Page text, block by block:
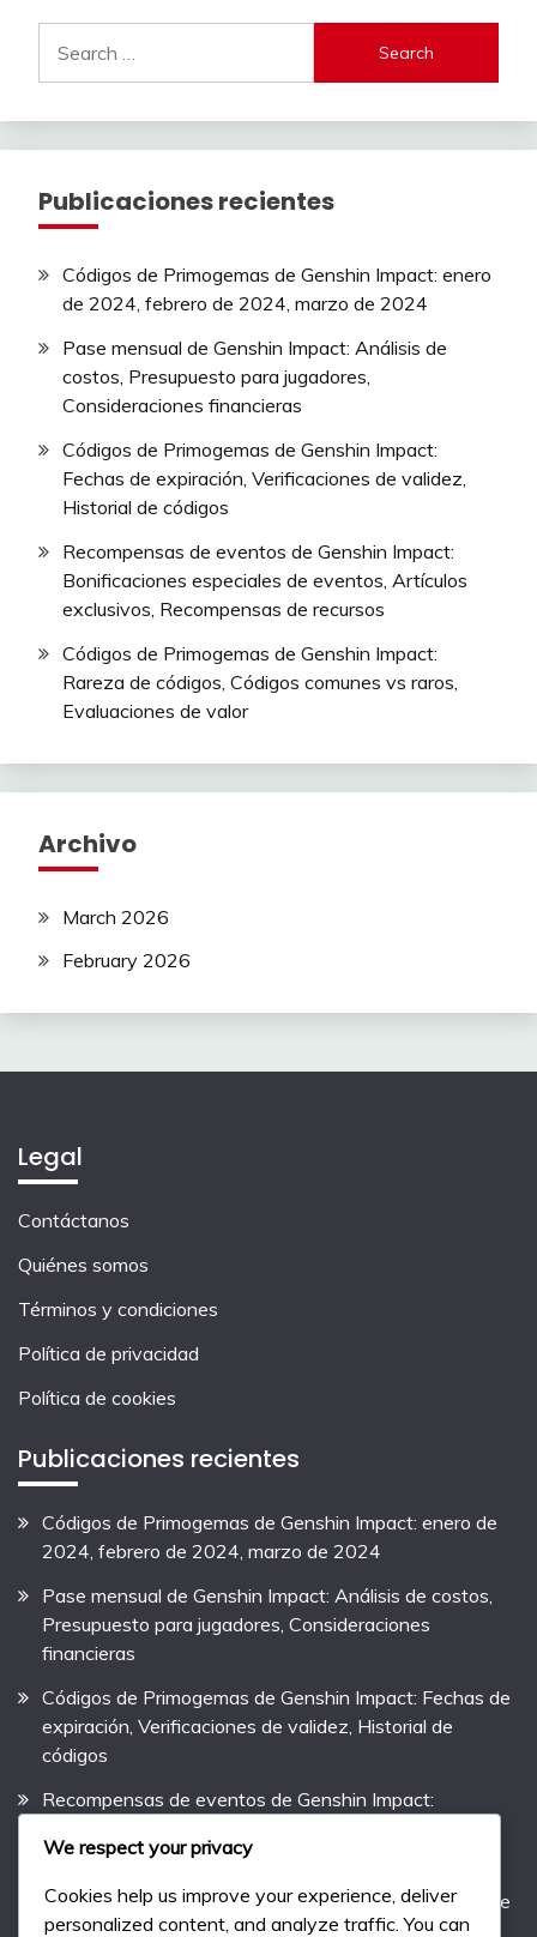
for:
Publicaciones recientes
Códigos de Primogemas de Genshin Impact: enero
de 2024, febrero de 2024, marzo de 2024
Pase mensual de Genshin Impact: Análisis de
costos, Presupuesto para jugadores,
Consideraciones financieras
Códigos de Primogemas de Genshin Impact:
Fechas de expiración, Verificaciones de validez,
Historial de códigos
Recompensas de eventos de Genshin Impact:
Bonificaciones especiales de eventos, Artículos
exclusivos, Recompensas de recursos
Códigos de Primogemas de Genshin Impact:
Rareza de códigos, Códigos comunes vs raros,
Evaluaciones de valor
Archivo
March 2026
February 2026
Legal
Contáctanos
Quiénes somos
Términos y condiciones
Política de privacidad
Política de cookies
Publicaciones recientes
Códigos de Primogemas de Genshin Impact: enero de
2024, febrero de 2024, marzo de 2024
Pase mensual de Genshin Impact: Análisis de costos,
Presupuesto para jugadores, Consideraciones
financieras
Códigos de Primogemas de Genshin Impact: Fechas de
expiración, Verificaciones de validez, Historial de
códigos
Recompensas de eventos de Genshin Impact:
exclusivos, Recompensas de recursos
Códigos de Primogemas de Genshin Impact: Rareza de
códigos, Códigos comunes vs raros, Evaluaciones de
We respect your privacy
Cookies help us improve your experience, deliver
personalized content, and analyze traffic. You can